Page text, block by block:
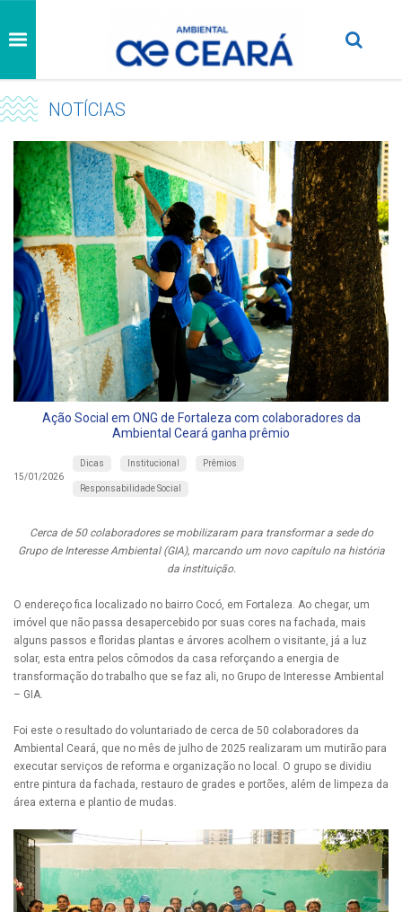
NOTÍCIAS
Ação Social em ONG de Fortaleza com colaboradores da
Ambiental Ceará ganha prêmio
15/01/2026
Dicas Institucional Prêmios
Responsabilidade Social
Cerca de 50 colaboradores se mobilizaram para transformar a sede do
Grupo de Interesse Ambiental (GIA), marcando um novo capítulo na história
da instituição.
O endereço fica localizado no bairro Cocó, em Fortaleza. Ao chegar, um
imóvel que não passa desapercebido por suas cores na fachada, mais
alguns passos e floridas plantas e árvores acolhem o visitante, já a luz
solar, esta entra pelos cômodos da casa reforçando a energia de
transformação do trabalho que se faz ali, no Grupo de Interesse Ambiental
– GIA.
Foi este o resultado do voluntariado de cerca de 50 colaboradores da
Ambiental Ceará, que no mês de julho de 2025 realizaram um mutirão para
executar serviços de reforma e organização no local. O grupo se dividiu
entre pintura da fachada, restauro de grades e portões, além de limpeza da
área externa e plantio de mudas.